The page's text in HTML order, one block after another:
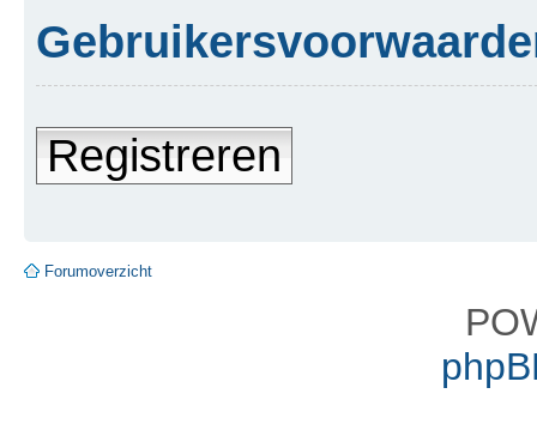
Registreren
Forumoverzicht